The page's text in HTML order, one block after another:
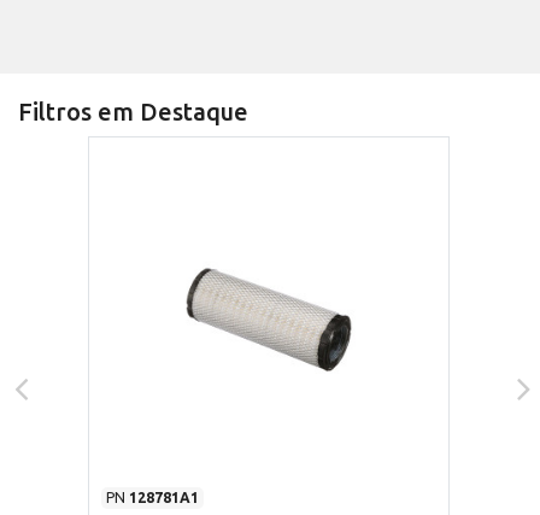
Filtros em Destaque
PN 128781A1